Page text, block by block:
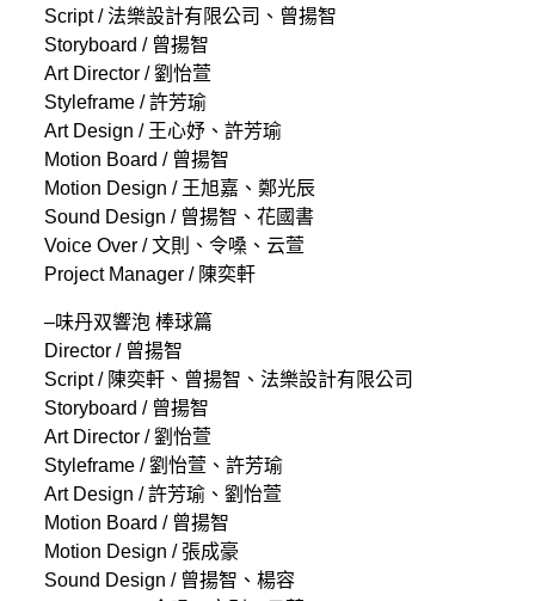
Script / 法樂設計有限公司、曾揚智
Storyboard / 曾揚智
Art Director / 劉怡萱
Styleframe / 許芳瑜
Art Design / 王心妤、許芳瑜
Motion Board / 曾揚智
Motion Design / 王旭嘉、鄭光辰
Sound Design / 曾揚智、花國書
Voice Over / 文則、令嗓、云萱
Project Manager / 陳奕軒
–味丹双響泡 棒球篇
Director / 曾揚智
Script / 陳奕軒、曾揚智、法樂設計有限公司
Storyboard / 曾揚智
Art Director / 劉怡萱
Styleframe / 劉怡萱、許芳瑜
Art Design / 許芳瑜、劉怡萱
Motion Board / 曾揚智
Motion Design / 張成豪
Sound Design / 曾揚智、楊容